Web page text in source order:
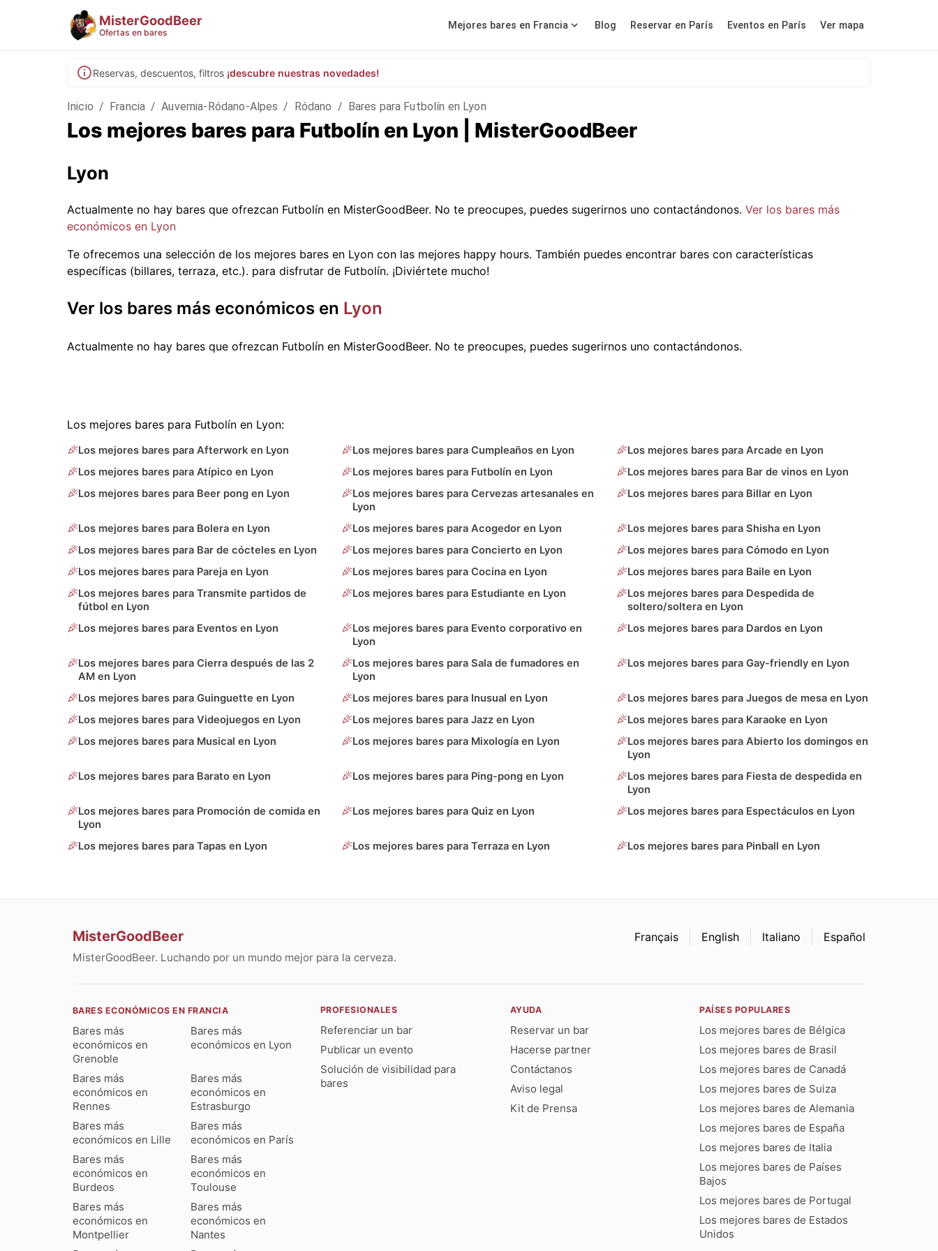
MisterGoodBeer
Ofertas en bares
Mejores bares en Francia Blog Reservar en París Eventos en París Ver mapa
Reservas, descuentos, filtros ¡descubre nuestras novedades!
Inicio / Francia / Auvernia-Ródano-Alpes / Ródano / Bares para Futbolín en Lyon
Los mejores bares para Futbolín en Lyon | MisterGoodBeer
Lyon
Actualmente no hay bares que ofrezcan Futbolín en MisterGoodBeer. No te preocupes, puedes sugerirnos uno contactándonos. Ver los bares más
económicos en Lyon
Te ofrecemos una selección de los mejores bares en Lyon con las mejores happy hours. También puedes encontrar bares con características
específicas (billares, terraza, etc.). para disfrutar de Futbolín. ¡Diviértete mucho!
Ver los bares más económicos en Lyon
Actualmente no hay bares que ofrezcan Futbolín en MisterGoodBeer. No te preocupes, puedes sugerirnos uno contactándonos.
Los mejores bares para Futbolín en Lyon:
Los mejores bares para Afterwork en Lyon Los mejores bares para Cumpleaños en Lyon
Los mejores bares para Arcade en Lyon
Los mejores bares para Atípico en Lyon
Los mejores bares para Futbolín en Lyon
Los mejores bares para Bar de vinos en Lyon
Los mejores bares para Beer pong en Lyon
Los mejores bares para Cervezas artesanales en
Lyon
Los mejores bares para Billar en Lyon
Los mejores bares para Bolera en Lyon Los mejores bares para Acogedor en Lyon
Los mejores bares para Shisha en Lyon
Los mejores bares para Bar de cócteles en Lyon
Los mejores bares para Concierto en Lyon
Los mejores bares para Cómodo en Lyon
Los mejores bares para Pareja en Lyon
Los mejores bares para Cocina en Lyon
Los mejores bares para Baile en Lyon
Los mejores bares para Transmite partidos de
fútbol en Lyon
Los mejores bares para Estudiante en Lyon
Los mejores bares para Despedida de
soltero/soltera en Lyon
Los mejores bares para Eventos en Lyon
Los mejores bares para Evento corporativo en
Lyon
Los mejores bares para Dardos en Lyon
Los mejores bares para Cierra después de las 2
AM en Lyon
Los mejores bares para Sala de fumadores en
Lyon
Los mejores bares para Gay-friendly en Lyon
Los mejores bares para Guinguette en Lyon Los mejores bares para Inusual en Lyon
Los mejores bares para Juegos de mesa en Lyon
Los mejores bares para Videojuegos en Lyon
Los mejores bares para Jazz en Lyon
Los mejores bares para Karaoke en Lyon
Los mejores bares para Musical en Lyon
Los mejores bares para Mixología en Lyon
Los mejores bares para Abierto los domingos en
Lyon
Los mejores bares para Barato en Lyon
Los mejores bares para Ping-pong en Lyon
Los mejores bares para Fiesta de despedida en
Lyon
Los mejores bares para Promoción de comida en
Lyon
Los mejores bares para Quiz en Lyon Los mejores bares para Espectáculos en Lyon
Los mejores bares para Tapas en Lyon Los mejores bares para Terraza en Lyon Los mejores bares para Pinball en Lyon
MisterGoodBeer
MisterGoodBeer. Luchando por un mundo mejor para la cerveza.
Français English Italiano Español
BARES ECONÓMICOS EN FRANCIA
Bares más
económicos en
Grenoble
Bares más
económicos en Lyon
Bares más
económicos en
Rennes
Bares más
económicos en
Estrasburgo
Bares más
económicos en Lille
Bares más
económicos en París
Bares más
económicos en
Burdeos
Bares más
económicos en
Toulouse
Bares más
económicos en
Montpellier
Bares más
económicos en
Nantes
PROFESIONALES
Referenciar un bar
Publicar un evento
Solución de visibilidad para
bares
AYUDA
Reservar un bar
Hacerse partner
Contáctanos
Aviso legal
Kit de Prensa
PAÍSES POPULARES
Los mejores bares de Bélgica
Los mejores bares de Brasil
Los mejores bares de Canadá
Los mejores bares de Suiza
Los mejores bares de Alemania
Los mejores bares de España
Los mejores bares de Italia
Los mejores bares de Países
Bajos
Los mejores bares de Portugal
Los mejores bares de Estados
Unidos